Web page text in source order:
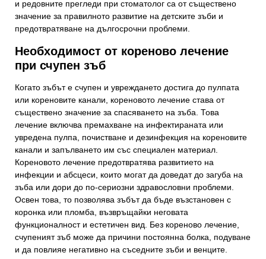
и редовните прегледи при стоматолог са от съществено
значение за правилното развитие на детските зъби и
предотвратяване на дългосрочни проблеми.
Необходимост от кореново лечение
при счупен зъб
Когато зъбът е счупен и увреждането достига до пулпата
или кореновите канали, кореновото лечение става от
съществено значение за спасяването на зъба. Това
лечение включва премахване на инфектираната или
увредена пулпа, почистване и дезинфекция на кореновите
канали и запълването им със специален материал.
Кореновото лечение предотвратява развитието на
инфекции и абсцеси, които могат да доведат до загуба на
зъба или дори до по-сериозни здравословни проблеми.
Освен това, то позволява зъбът да бъде възстановен с
коронка или пломба, възвръщайки неговата
функционалност и естетичен вид. Без кореново лечение,
счупеният зъб може да причини постоянна болка, подуване
и да повлияе негативно на съседните зъби и венците.